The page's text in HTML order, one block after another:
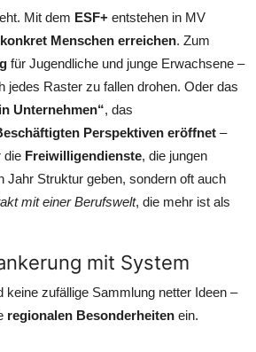
Mit dem ESF+ entstehen in MV
Menschen erreichen. Zum
für Jugendliche und junge Erwachsene –
jedes Raster zu fallen drohen. Oder das
Unternehmen“, das
Perspektiven eröffnet –
die Freiwilligendienste, die jungen
Jahr Struktur geben, sondern oft auch
mit einer Berufswelt, die mehr ist als
mit System
keine zufällige Sammlung netter Ideen –
regionalen Besonderheiten ein.